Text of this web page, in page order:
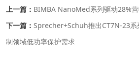
上一篇： BIMBA NanoMed系列驱动28%
下一篇： Sprecher+Schuh推出CT7N-23
制领域低功率保护需求